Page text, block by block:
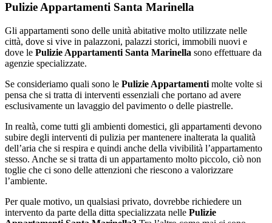
Pulizie Appartamenti Santa Marinella
Gli appartamenti sono delle unità abitative molto utilizzate nelle
città, dove si vive in palazzoni, palazzi storici, immobili nuovi e
dove le Pulizie Appartamenti Santa Marinella sono effettuare da
agenzie specializzate.
Se consideriamo quali sono le Pulizie Appartamenti molte volte si
pensa che si tratta di interventi essenziali che portano ad avere
esclusivamente un lavaggio del pavimento o delle piastrelle.
In realtà, come tutti gli ambienti domestici, gli appartamenti devono
subire degli interventi di pulizia per mantenere inalterata la qualità
dell’aria che si respira e quindi anche della vivibilità l’appartamento
stesso. Anche se si tratta di un appartamento molto piccolo, ciò non
toglie che ci sono delle attenzioni che riescono a valorizzare
l’ambiente.
Per quale motivo, un qualsiasi privato, dovrebbe richiedere un
intervento da parte della ditta specializzata nelle Pulizie